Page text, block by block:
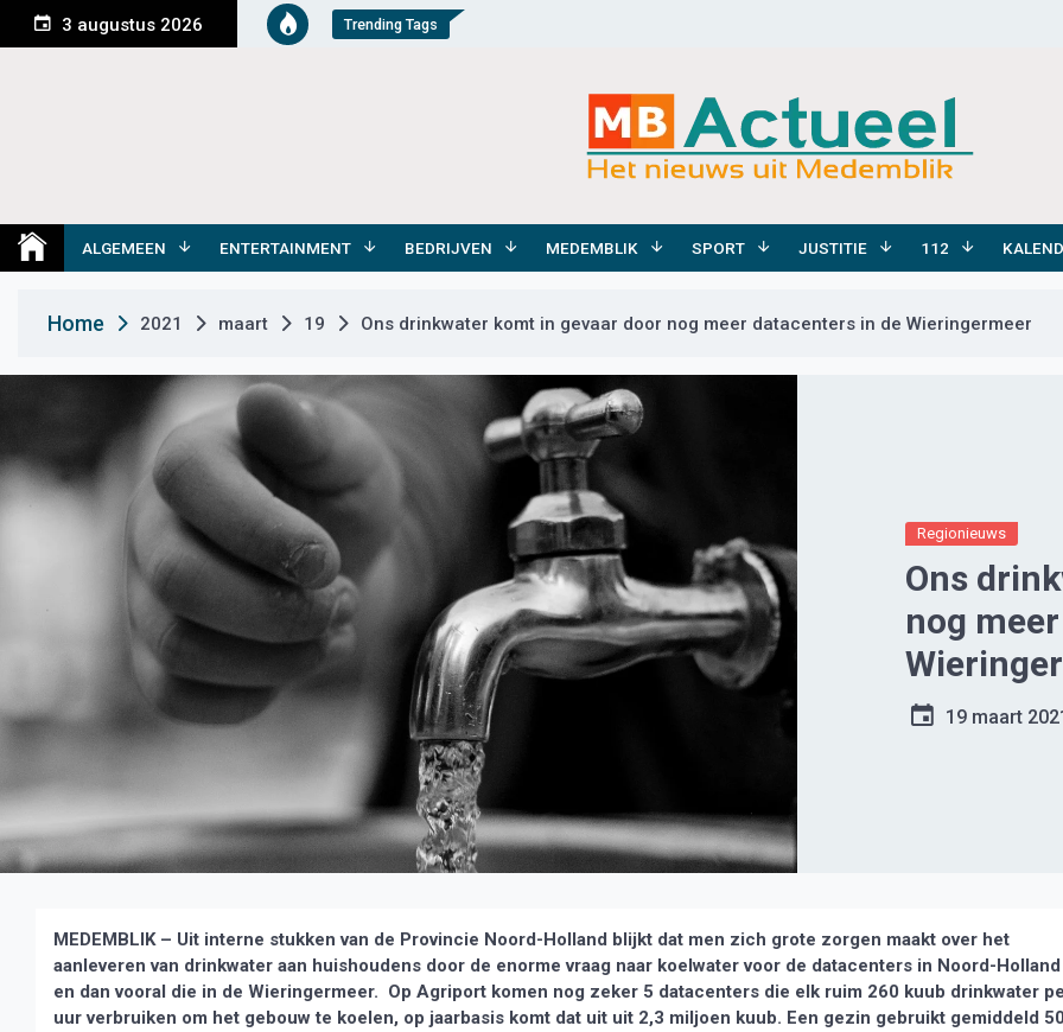
n
e
3 augustus 2026 Trending Tags
Medemblik Actueel
ALGEMEEN ENTERTAINMENT BEDRIJVEN MEDEMBLIK SPORT JUSTITIE 112
Home 2021 maart 19 Ons drinkwater komt in gevaar door nog meer datacenters in de Wieringermeer
Regionieuws
Ons
nog
19 maart
MEDEMBLIK – Uit interne stukken van de Provincie Noord-Holland blijkt dat men zich grote zorgen maakt over het
aanleveren van drinkwater aan huishoudens door de enorme vraag naar koelwater voor de datacenters in Noord-Holland
en dan vooral die in de Wieringermeer. Op Agriport komen nog zeker 5 datacenters die elk ruim 260 kuub drinkwater
uur verbruiken om het gebouw te koelen, op jaarbasis komt dat uit uit 2,3 miljoen kuub. Een gezin gebruikt gemiddeld